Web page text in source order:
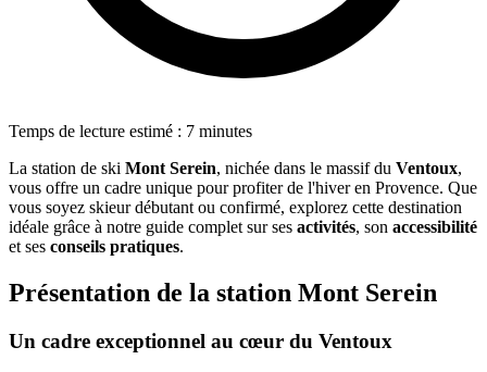
Temps de lecture estimé : 7 minutes
La station de ski Mont Serein, nichée dans le massif du Ventoux,
vous offre un cadre unique pour profiter de l'hiver en Provence. Que
vous soyez skieur débutant ou confirmé, explorez cette destination
idéale grâce à notre guide complet sur ses activités, son accessibilité
et ses conseils pratiques.
Présentation de la station Mont Serein
Un cadre exceptionnel au cœur du Ventoux